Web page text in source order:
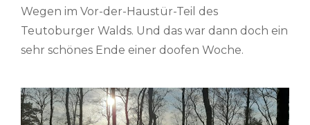
Wegen im Vor-der-Haustür-Teil des
Teutoburger Walds. Und das war dann doch ein
sehr schönes Ende einer doofen Woche.